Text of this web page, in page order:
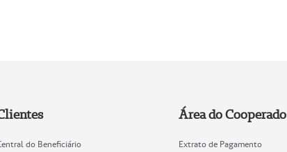
do Beneficiário
Área do Cooperado
Extrato de Pagamento